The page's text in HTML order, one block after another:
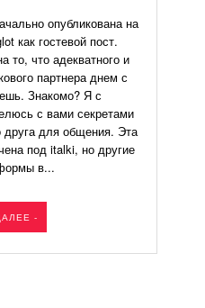
опубликована на
как гостевой пост.
то, что адекватного и
партнера днем с
Знакомо? Я с
с вами секретами
друга для общения. Эта
под italki, но другие
в...
-